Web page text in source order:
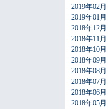
2019年02月
2019年01月
2018年12月
2018年11月
2018年10月
2018年09月
2018年08月
2018年07月
2018年06月
2018年05月